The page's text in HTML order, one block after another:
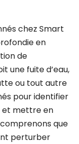
chez Smart
en
de
une fuite d’eau,
ou tout autre
pour identifier
et mettre en
que
perturber